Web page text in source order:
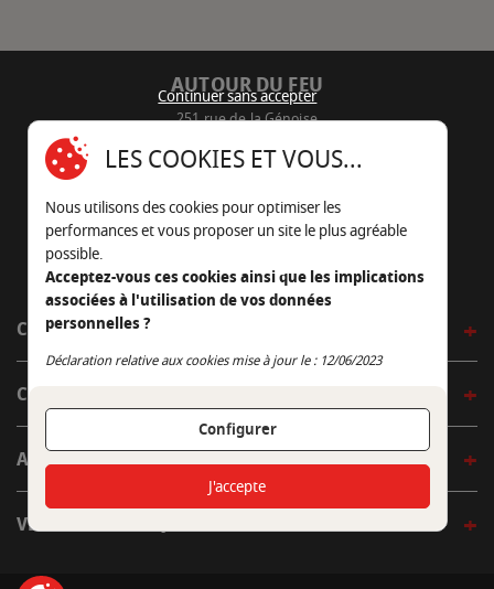
AUTOUR DU FEU
251 rue de la Génoise
05 45 22 98 09
Nous envoyer un e-mail
CÔTÉ OUTDOOR
CÔTÉ INDOOR
AUTOUR DE LA TABLE
VENIR EN BOUTIQUE
Continuer sans accepter
LES COOKIES ET VOUS...
Nous utilisons des cookies pour optimiser les
performances et vous proposer un site le plus agréable
possible.
Acceptez-vous ces cookies ainsi que les implications
associées à l'utilisation de vos données
personnelles ?
Déclaration relative aux cookies mise à jour le : 12/06/2023
Configurer
Continuer sans accepter
J'accepte